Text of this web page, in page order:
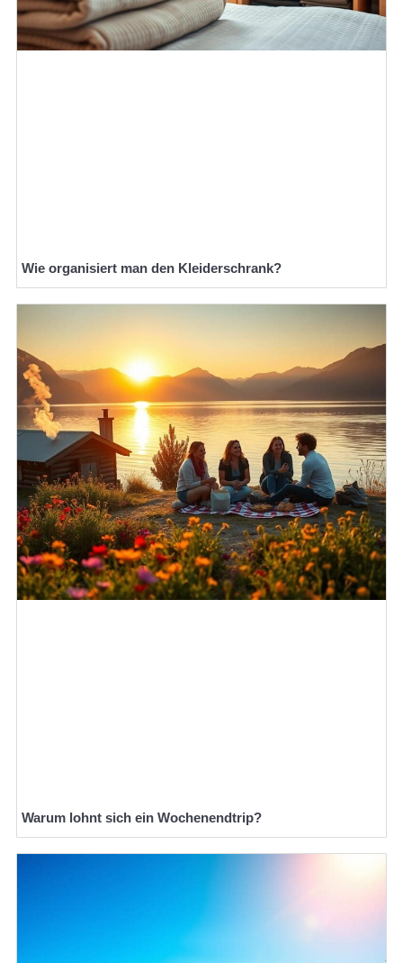
Wie organisiert man den Kleiderschrank?
Warum lohnt sich ein Wochenendtrip?